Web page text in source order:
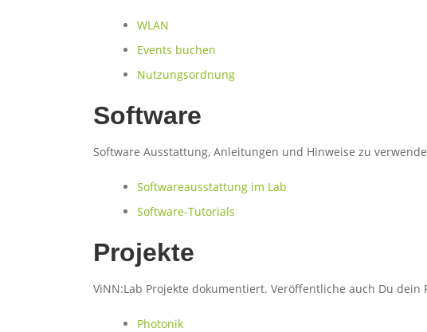
WLAN
Events buchen
Nutzungsordnung
Software
Software Ausstattung, Anleitungen und Hinweise zu
Softwareausstattung im Lab
Software-Tutorials
Projekte
ViNN:Lab Projekte dokumentiert. Veröffentliche auch Du dein
Photonik